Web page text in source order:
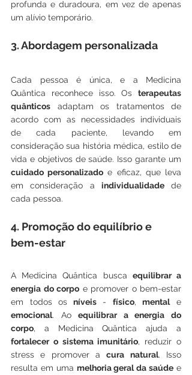
profunda e duradoura, em vez de apenas
um alívio temporário.
3. Abordagem personalizada
Cada pessoa é única, e a Medicina
Quântica reconhece isso. Os terapeutas
quânticos adaptam os tratamentos de
acordo com as necessidades individuais
de cada paciente, levando em
consideração sua história médica, estilo de
cuidado personalizado e eficaz, que leva
em consideração a individualidade de
cada pessoa.
4. Promoção do equilíbrio e
bem-estar
A Medicina Quântica busca equilibrar a
energia do corpo e promover o bem-estar
em todos os níveis - físico, mental
emocional. Ao equilibrar a energia do
corpo
fortalecer o sistema imunitário, reduzir o
stress e promover a cura natural. Isso
resulta em uma melhoria geral da saúde e